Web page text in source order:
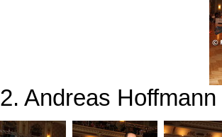
2. Andreas